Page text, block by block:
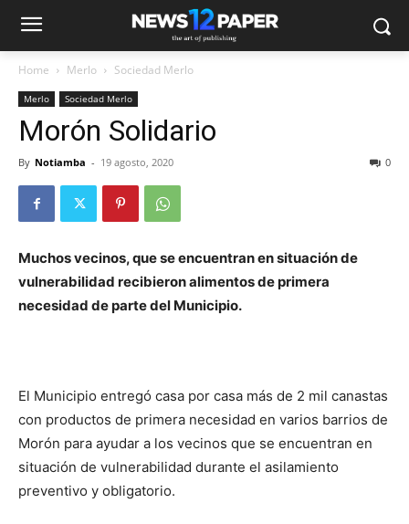
Home Merlo Sociedad Merlo
Merlo Sociedad Merlo
Morón Solidario
By Notiamba - 19 agosto, 2020 0
Muchos vecinos, que se encuentran en situación de
vulnerabilidad recibieron alimentos de primera
necesidad de parte del Municipio.
El Municipio entregó casa por casa más de 2 mil canastas
con productos de primera necesidad en varios barrios de
Morón para ayudar a los vecinos que se encuentran en
situación de vulnerabilidad durante el asilamiento
preventivo y obligatorio.